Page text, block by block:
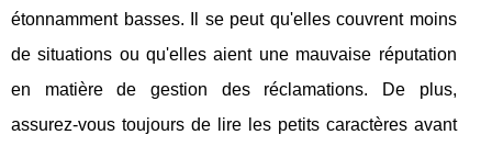
étonnamment basses. Il se peut qu'elles couvrent moins
de situations ou qu'elles aient une mauvaise réputation
en matière de gestion des réclamations. De plus,
assurez-vous toujours de lire les petits caractères avant